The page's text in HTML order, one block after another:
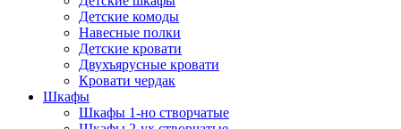
Детские комоды
Навесные полки
Детские кровати
Двухъярусные кровати
Кровати чердак
Шкафы
Шкафы 1-но створчатые